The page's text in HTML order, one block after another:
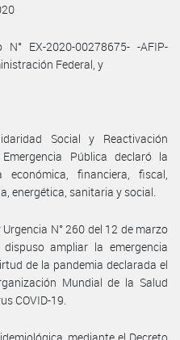
EX-2020-00278675- -AFIP-
Federal, y
Social y Reactivación
Pública declaró la
financiera, fiscal,
energética, sanitaria y social.
N° 260 del 12 de marzo
ampliar la emergencia
de la pandemia declarada el
Mundial de la Salud
COVID-19.
mediante el Decreto